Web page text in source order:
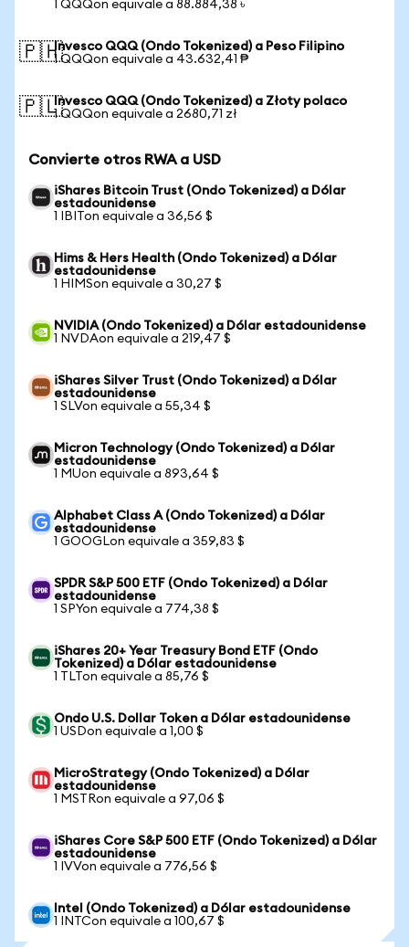
1 QQQon equivale a 88.884,38 ৳
🇵🇭Invesco QQQ (Ondo Tokenized) a Peso Filipino
1 QQQon equivale a 43.632,41 ₱
🇵🇱Invesco QQQ (Ondo Tokenized) a Złoty polaco
1 QQQon equivale a 2680,71 zł
Convierte otros RWA a USD
iShares Bitcoin Trust (Ondo Tokenized) a Dólar
estadounidense
1 IBITon equivale a 36,56 $
Hims & Hers Health (Ondo Tokenized) a Dólar
estadounidense
1 HIMSon equivale a 30,27 $
NVIDIA (Ondo Tokenized) a Dólar estadounidense
1 NVDAon equivale a 219,47 $
iShares Silver Trust (Ondo Tokenized) a Dólar
estadounidense
1 SLVon equivale a 55,34 $
Micron Technology (Ondo Tokenized) a Dólar
estadounidense
1 MUon equivale a 893,64 $
Alphabet Class A (Ondo Tokenized) a Dólar
estadounidense
1 GOOGLon equivale a 359,83 $
SPDR S&P 500 ETF (Ondo Tokenized) a Dólar
estadounidense
1 SPYon equivale a 774,38 $
iShares 20+ Year Treasury Bond ETF (Ondo
Tokenized) a Dólar estadounidense
1 TLTon equivale a 85,76 $
Ondo U.S. Dollar Token a Dólar estadounidense
1 USDon equivale a 1,00 $
MicroStrategy (Ondo Tokenized) a Dólar
estadounidense
1 MSTRon equivale a 97,06 $
iShares Core S&P 500 ETF (Ondo Tokenized) a Dólar
estadounidense
1 IVVon equivale a 776,56 $
Intel (Ondo Tokenized) a Dólar estadounidense
1 INTCon equivale a 100,67 $